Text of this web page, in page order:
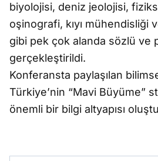
biyolojisi, deniz jeolojisi,
oşinografi, kıyı mühendisliği
gibi pek çok alanda sözlü ve
gerçekleştirildi.
Konferansta paylaşılan
Türkiye’nin “Mavi Büyüme”
önemli bir bilgi altyapısı